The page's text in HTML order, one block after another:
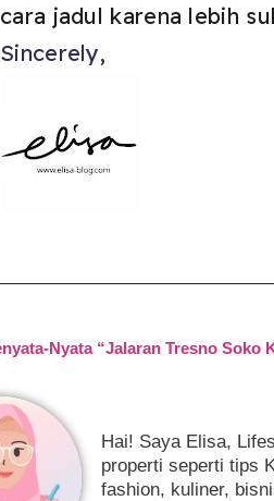
cara jadul karena lebih
Sincerely,
Nyata “Jalaran Tresno Soko
Hai! Saya Elisa,
properti seperti tips
fashion, kuliner,